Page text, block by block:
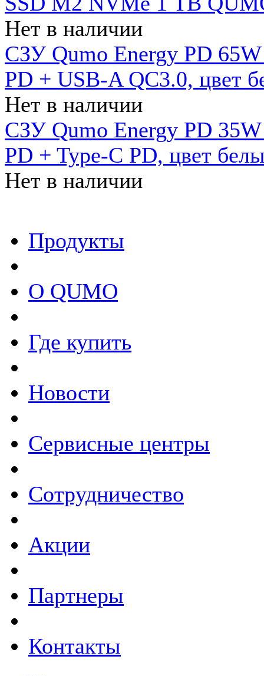
Нет в наличии
СЗУ Qumo Energy PD
PD + USB-A QC3.0, цвет
Нет в наличии
СЗУ Qumo Energy PD
PD + Type-C PD, цвет
Нет в наличии
Продукты
О QUMO
Где купить
Новости
Сервисные центры
Сотрудничество
Акции
Партнеры
Контакты